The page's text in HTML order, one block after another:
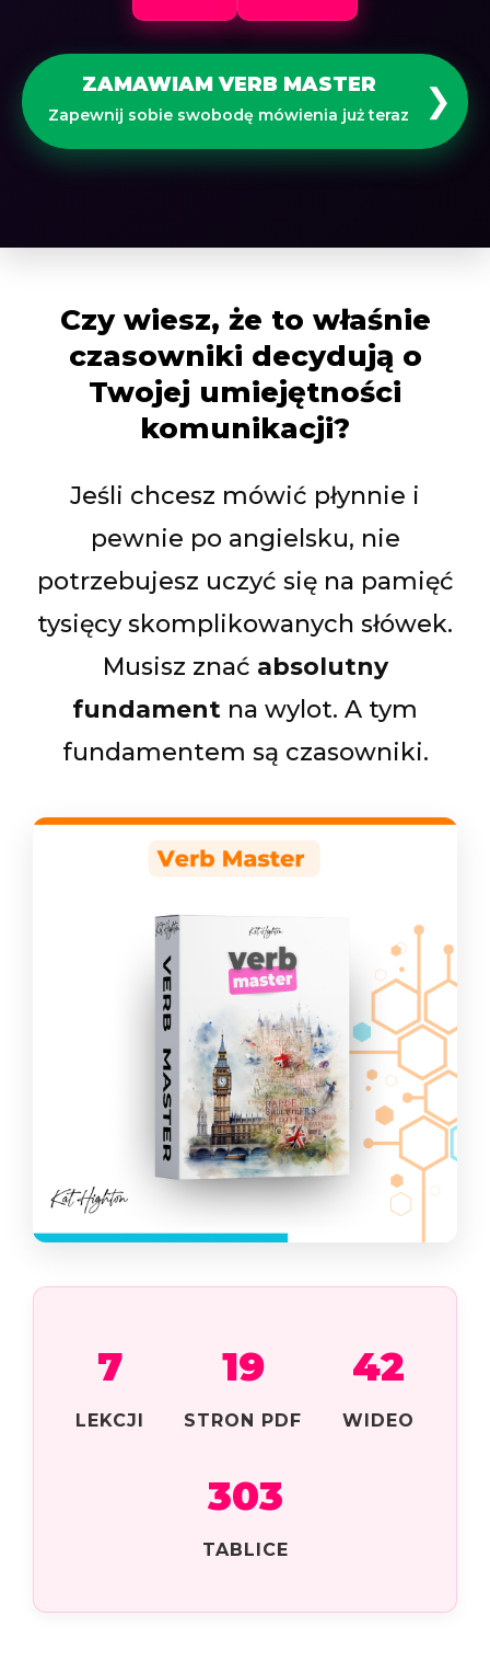
ZAMAWIAM VERB MASTER
Zapewnij sobie swobodę mówienia już teraz ❯
Czy wiesz, że to właśnie
czasowniki decydują o
Twojej umiejętności
komunikacji?
Jeśli chcesz mówić płynnie i
pewnie po angielsku, nie
potrzebujesz uczyć się na pamięć
tysięcy skomplikowanych słówek.
Musisz znać absolutny
fundament na wylot. A tym
fundamentem są czasowniki.
7
LEKCJI
19
STRON PDF
42
WIDEO
303
TABLICE